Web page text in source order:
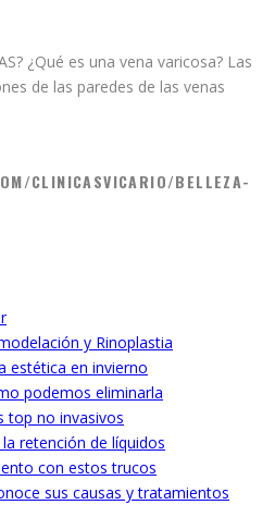
¿Qué es una vena varicosa? Las
de las paredes de las venas
CLINICASVICARIO/BELLEZA-
y Rinoplastia
estética en invierno
podemos eliminarla
top no invasivos
retención de líquidos
con estos trucos
sus causas y tratamientos